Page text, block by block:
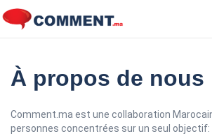
À propos de nous
Comment.ma est une collaboration
personnes concentrées sur un seul objectif: